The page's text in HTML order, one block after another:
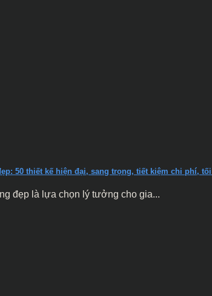
50 thiết kế hiện đại, sang trọng, tiết kiệm chi phí,
đẹp là lựa chọn lý tưởng cho gia...